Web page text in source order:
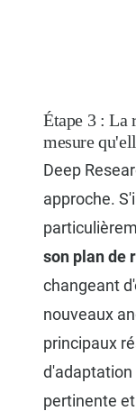
Étape 3 : La
mesure
Deep
approche.
son plan de
changeant
nouveaux
principaux
d'adaptation
pertinente